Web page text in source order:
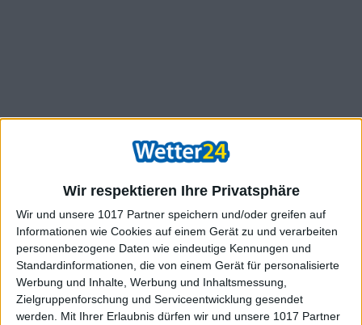
Wir respektieren Ihre Privatsphäre
Wir und unsere 1017 Partner speichern und/oder greifen auf
Informationen wie Cookies auf einem Gerät zu und verarbeiten
personenbezogene Daten wie eindeutige Kennungen und
Standardinformationen, die von einem Gerät für personalisierte
Werbung und Inhalte, Werbung und Inhaltsmessung,
Zielgruppenforschung und Serviceentwicklung gesendet
werden.
Mit Ihrer Erlaubnis dürfen wir und unsere 1017 Partner